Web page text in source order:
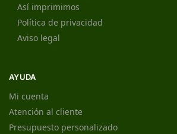
Así imprimimos
Política de privacidad
Aviso legal
AYUDA
Mi cuenta
Atención al cliente
Presupuesto personalizado